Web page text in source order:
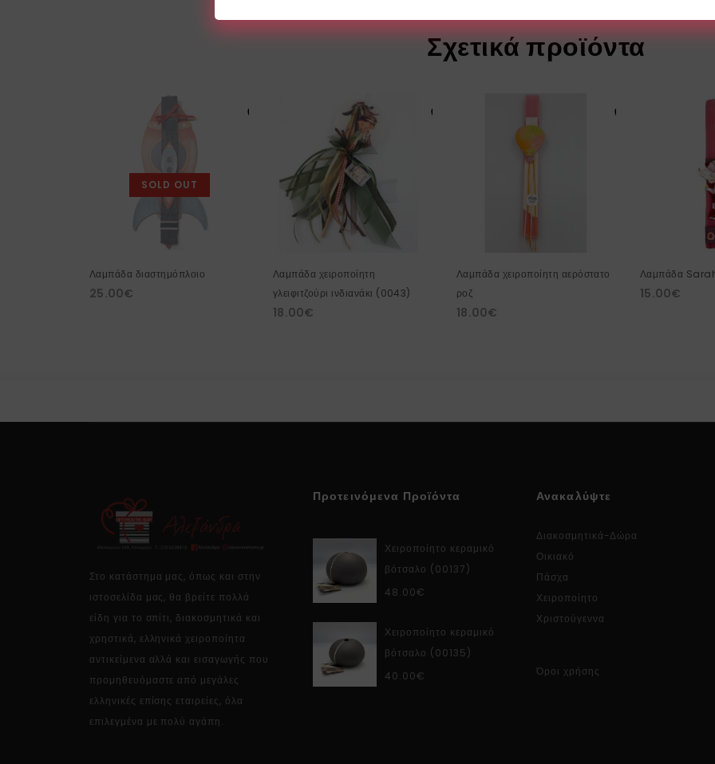
Σχετικά προϊόντα
SOLD OUT
Λαμπάδα διαστημόπλοιο
25.00€
Λαμπάδα χειροποίητη
γλειφιτζούρι ινδιανάκι (0043)
18.00€
Λαμπάδα χειροποίητη αερόστατο
ροζ
18.00€
Λαμπάδα
15.00€
Στο κατάστημα μας, όπως και στην
ιστοσελίδα μας, θα βρείτε πολλά
είδη για το σπίτι, διακοσμητικά και
χρηστικά, ελληνικά χειροποίητα
αντικείμενα αλλά και εισαγωγής που
προμηθευόμαστε από μεγάλες
ελληνικές επίσης εταιρείες, όλα
επιλεγμένα με πολύ αγάπη.
Προτεινόμενα Προϊόντα
Χειροποίητο κεραμικό
βότσαλο (00137)
48.00€
Χειροποίητο κεραμικό
βότσαλο (00135)
40.00€
Ανακαλύψτε
Διακοσμητικά-Δώρα
Οικιακό
Πάσχα
Χειροποίητο
Χριστούγεννα
Όροι χρήσης